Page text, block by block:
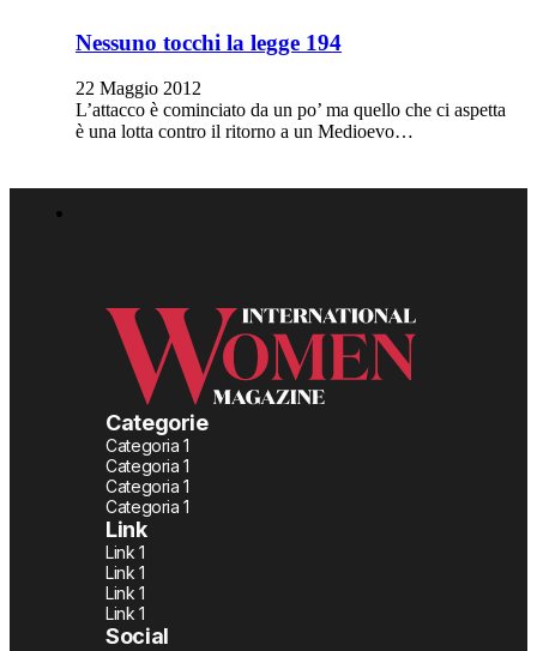
Nessuno tocchi la legge 194
22 Maggio 2012
L’attacco è cominciato da un po’ ma quello che ci aspetta
è una lotta contro il ritorno a un Medioevo…
Categorie
Categoria 1
Categoria 1
Categoria 1
Categoria 1
Link
Link 1
Link 1
Link 1
Link 1
Social